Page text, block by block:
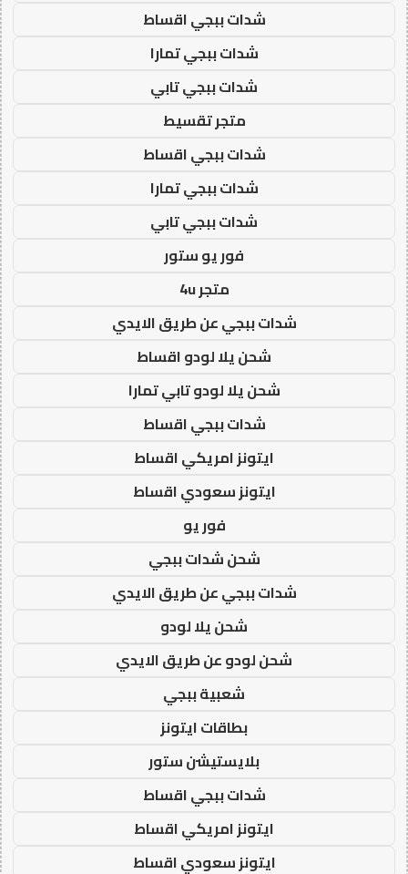
شدات ببجي اقساط
شدات ببجي تمارا
شدات ببجي تابي
متجر تقسيط
شدات ببجي اقساط
شدات ببجي تمارا
شدات ببجي تابي
فور يو ستور
متجر 4u
شدات ببجي عن طريق الايدي
شحن يلا لودو اقساط
شحن يلا لودو تابي تمارا
شدات ببجي اقساط
ايتونز امريكي اقساط
ايتونز سعودي اقساط
فور يو
شحن شدات ببجي
شدات ببجي عن طريق الايدي
شحن يلا لودو
شحن لودو عن طريق الايدي
شعبية ببجي
بطاقات ايتونز
بلايستيشن ستور
شدات ببجي اقساط
ايتونز امريكي اقساط
ايتونز سعودي اقساط